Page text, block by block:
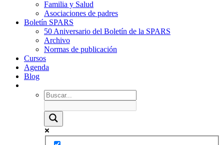
Familia y Salud
Asociaciones de padres
Boletín SPARS
50 Aniversario del Boletín de la SPARS
Archivo
Normas de publicación
Cursos
Agenda
Blog